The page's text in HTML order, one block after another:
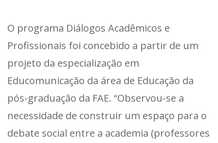
O programa Diálogos Acadêmicos e
Profissionais foi concebido a partir de um
projeto da especialização em
Educomunicação da área de Educação da
pós-graduação da FAE. “Observou-se a
necessidade de construir um espaço para o
debate social entre a academia (professores